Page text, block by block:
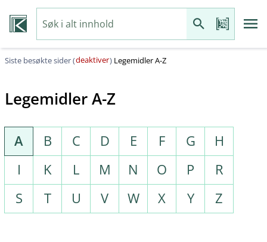
Siste besøkte sider (deaktiver) Legemidler A-Z
Legemidler A-Z
A B C D E F G
H
I
K L M N O P
R
S
T U V W X Y Z